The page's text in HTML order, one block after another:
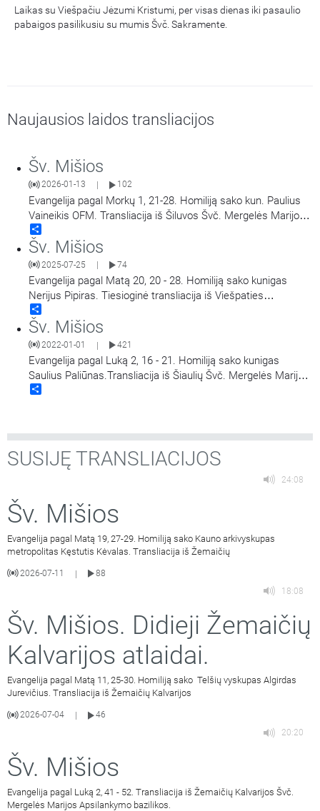
Laikas su Viešpačiu Jėzumi Kristumi, per visas dienas iki pasaulio
pabaigos pasilikusiu su mumis Švč. Sakramente.
Naujausios laidos transliacijos
Šv. Mišios
2026-01-13 102
Evangelija pagal Morkų 1, 21-28. Homiliją sako kun. Paulius
Vaineikis OFM. Transliacija iš Šiluvos Švč. Mergelės Marijos
Gimimo bazilikos.
Šv. Mišios
2025-07-25 74
Evangelija pagal Matą 20, 20 - 28. Homiliją sako kunigas
Nerijus Pipiras. Tiesioginė transliacija iš Viešpaties
Apreiškimo Švč. Mergelei Marijai koplyčios Marijos radijuje
Kaune.
Šv. Mišios
2022-01-01 | 421
Evangelija pagal Luką 2, 16 - 21. Homiliją sako kunigas
Saulius Paliūnas.Transliacija iš Šiaulių Švč. Mergelės Marijos
Nekaltojo Prasidėjimo bažnyčios.
SUSIJĘ TRANSLIACIJOS
24:08
Šv. Mišios
Evangelija pagal Matą 19, 27-29. Homiliją sako Kauno arkivyskupas
metropolitas Kęstutis Kėvalas. Transliacija iš Žemaičių
2026-07-11 |
88
18:08
Šv. Mišios. Didieji Žemaičių
Kalvarijos atlaidai.
Evangelija pagal Matą 11, 25-30. Homiliją sako Telšių vyskupas Algirdas
Jurevičius. Transliacija iš Žemaičių Kalvarijos
2026-07-04
46
20:20
Šv. Mišios
Evangelija pagal Luką 2, 41 - 52. Transliacija iš Žemaičių Kalvarijos Švč.
Mergelės Marijos Apsilankymo bazilikos.